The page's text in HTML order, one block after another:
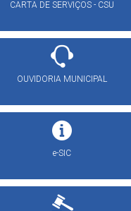
CARTA DE SERVIÇOS - CSU
OUVIDORIA MUNICIPAL
e-SIC